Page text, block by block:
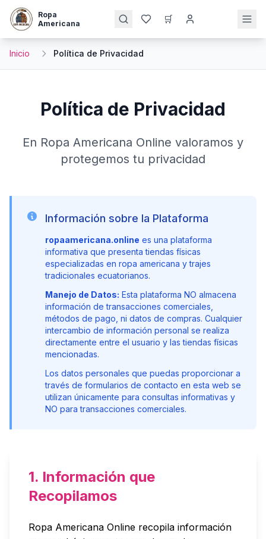
Ropa
Americana
🛒
Inicio Política de Privacidad
Política de Privacidad
En Ropa Americana Online valoramos y
protegemos tu privacidad
Información sobre la Plataforma
ropaamericana.online es una plataforma
informativa que presenta tiendas físicas
especializadas en ropa americana y trajes
tradicionales ecuatorianos.
Manejo de Datos: Esta plataforma NO almacena
información de transacciones comerciales,
métodos de pago, ni datos de compras. Cualquier
intercambio de información personal se realiza
directamente entre el usuario y las tiendas físicas
mencionadas.
Los datos personales que puedas proporcionar a
través de formularios de contacto en esta web se
utilizan únicamente para consultas informativas y
NO para transacciones comerciales.
1. Información que
Recopilamos
Ropa Americana Online recopila información